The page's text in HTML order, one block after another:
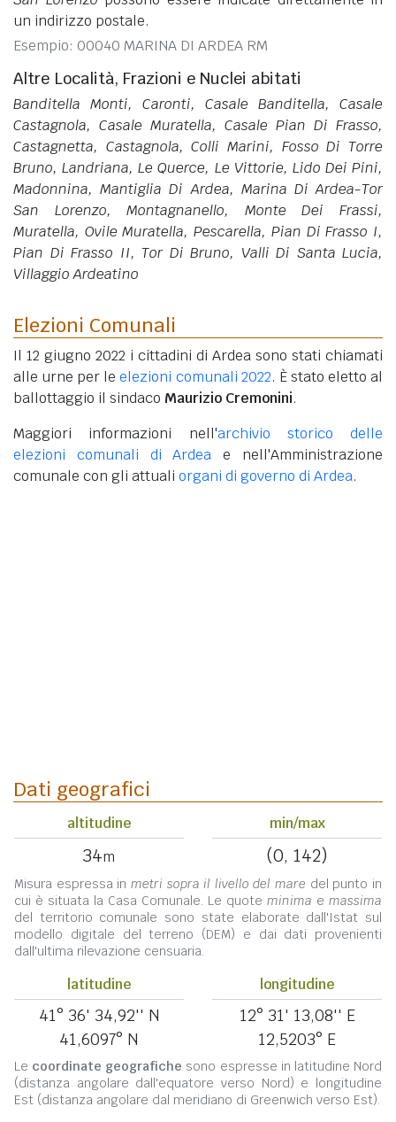
un indirizzo postale.
Esempio: 00040 MARINA DI ARDEA RM
Altre Località, Frazioni e Nuclei abitati
Banditella Monti, Caronti, Casale Banditella, Casale
Castagnola, Casale Muratella, Casale Pian Di Frasso,
Castagnetta, Castagnola, Colli Marini, Fosso Di Torre
Bruno, Landriana, Le Querce, Le Vittorie, Lido Dei Pini,
Madonnina, Mantiglia Di Ardea, Marina Di Ardea-Tor
San Lorenzo, Montagnanello, Monte Dei Frassi,
Muratella, Ovile Muratella, Pescarella, Pian Di Frasso I,
Pian Di Frasso II, Tor Di Bruno, Valli Di Santa Lucia,
Villaggio Ardeatino
Elezioni Comunali
Il 12 giugno 2022 i cittadini di Ardea sono stati chiamati
alle urne per leelezioni comunali 2022. È stato eletto al
ballottaggio il sindaco Maurizio Cremonini.
Maggiori informazioni nell'archivio storico delle
elezioni comunali di Ardea e nell'Amministrazione
comunale con gli attuali organi di governo di Ardea.
Dati geografici
altitudine
34m
min/max
(0, 142)
Misura espressa in metri sopra il livello del mare del punto in
cui è situata la Casa Comunale. Le quote minima e massima
del territorio comunale sono state elaborate dall'Istat sul
modello digitale del terreno (DEM) e dai dati provenienti
dall'ultima rilevazione censuaria.
latitudine
41° 36' 34,92'' N
41,6097° N
longitudine
12° 31' 13,08'' E
12,5203° E
Le coordinate geografiche sono espresse in latitudine Nord
(distanza angolare dall'equatore verso Nord) e longitudine
Est (distanza angolare dal meridiano di Greenwich verso Est).